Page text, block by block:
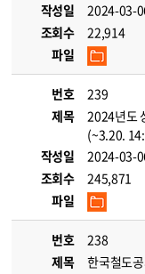
작성일
2024-03-
조회수
22,914
파일
번호
239
제목
2024년도
(~3.20.
작성일
2024-03-
조회수
245,871
파일
번호
238
제목
한국철도